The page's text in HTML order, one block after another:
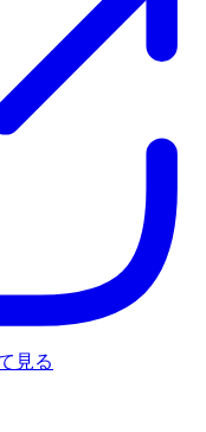
見る